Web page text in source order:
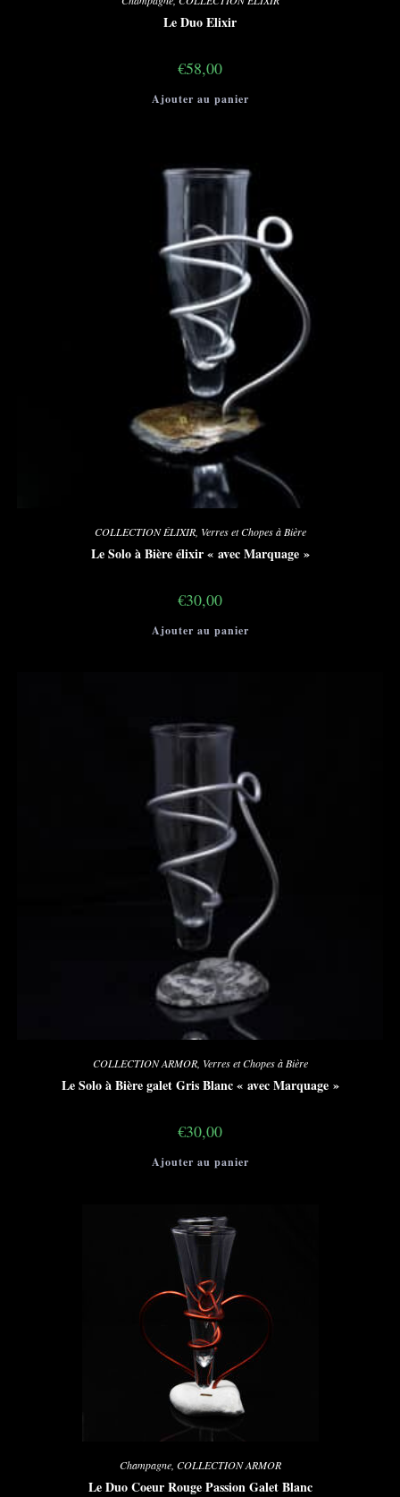
Le Duo Elixir
€58,00
Ajouter au panier
COLLECTION ÉLIXIR, Verres et Chopes à Bière
Le Solo à Bière élixir « avec Marquage »
€30,00
Ajouter au panier
COLLECTION ARMOR, Verres et Chopes à Bière
Le Solo à Bière galet Gris Blanc « avec Marquage »
€30,00
Ajouter au panier
Champagne, COLLECTION ARMOR
Le Duo Coeur Rouge Passion Galet Blanc